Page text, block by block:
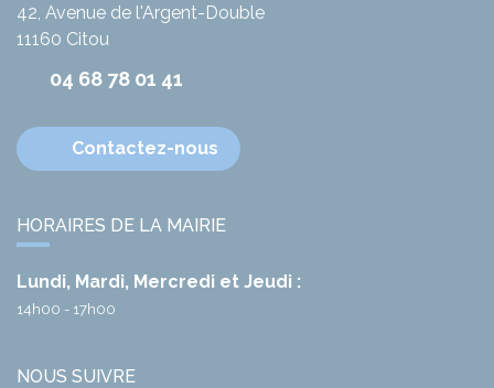
42, Avenue de l'Argent-Double
11160 Citou
04 68 78 01 41
Contactez-nous
HORAIRES DE LA MAIRIE
Lundi, Mardi, Mercredi et Jeudi :
14h00 - 17h00
NOUS SUIVRE